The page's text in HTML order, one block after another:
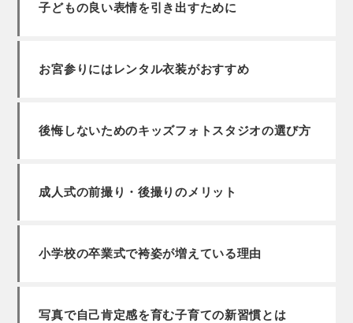
子どもの良い表情を引き出すために
お宮参りにはレンタル衣装がおすすめ
後悔しないためのキッズフォトスタジオの選び方
成人式の前撮り・後撮りのメリット
小学校の卒業式で袴姿が増えている理由
写真で自己肯定感を育む子育ての新習慣とは